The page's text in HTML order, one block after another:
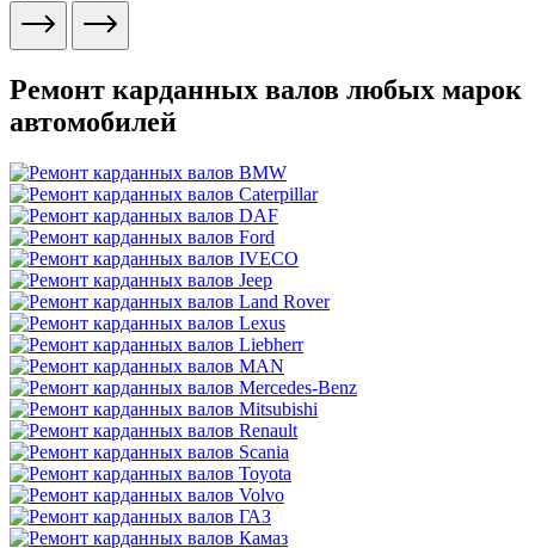
Ремонт карданных валов любых марок
автомобилей